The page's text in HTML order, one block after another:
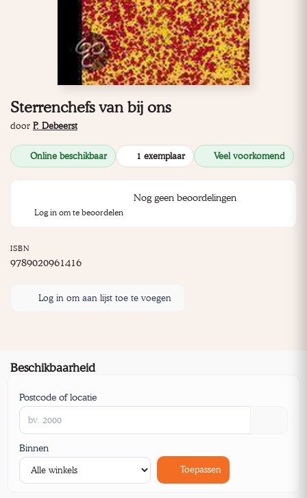
Sterrenchefs van bij ons
door P. Debeerst
Online beschikbaar 1 exemplaar Veel voorkomend
Nog geen beoordelingen
Log in om te beoordelen
ISBN
9789020961416
Log in om aan lijst toe te voegen
Beschikbaarheid
Postcode of locatie
Binnen
Toepassen